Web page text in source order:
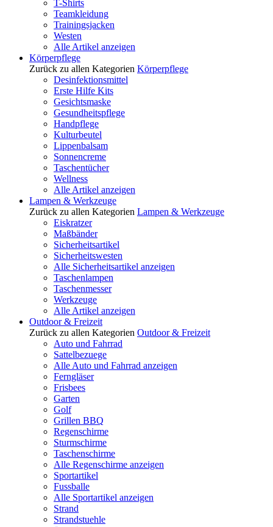
T-Shirts
Teamkleidung
Trainingsjacken
Westen
Alle Artikel anzeigen
Körperpflege
Zurück zu allen Kategorien Körperpflege
Desinfektionsmittel
Erste Hilfe Kits
Gesichtsmaske
Gesundheitspflege
Handpflege
Kulturbeutel
Lippenbalsam
Sonnencreme
Taschentücher
Wellness
Alle Artikel anzeigen
Lampen & Werkzeuge
Zurück zu allen Kategorien Lampen & Werkzeuge
Eiskratzer
Maßbänder
Sicherheitsartikel
Sicherheitswesten
Alle Sicherheitsartikel anzeigen
Taschenlampen
Taschenmesser
Werkzeuge
Alle Artikel anzeigen
Outdoor & Freizeit
Zurück zu allen Kategorien Outdoor & Freizeit
Auto und Fahrrad
Sattelbezuege
Alle Auto und Fahrrad anzeigen
Ferngläser
Frisbees
Garten
Golf
Grillen BBQ
Regenschirme
Sturmschirme
Taschenschirme
Alle Regenschirme anzeigen
Sportartikel
Fussballe
Alle Sportartikel anzeigen
Strand
Strandstuehle